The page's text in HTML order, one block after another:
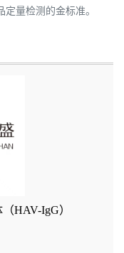
量检测的金标准。
HAV-IgG）